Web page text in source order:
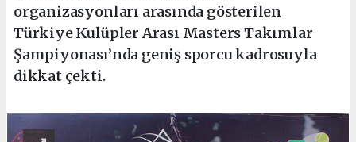
organizasyonları arasında gösterilen
Türkiye Kulüpler Arası Masters Takımlar
Şampiyonası’nda geniş sporcu kadrosuyla
dikkat çekti.